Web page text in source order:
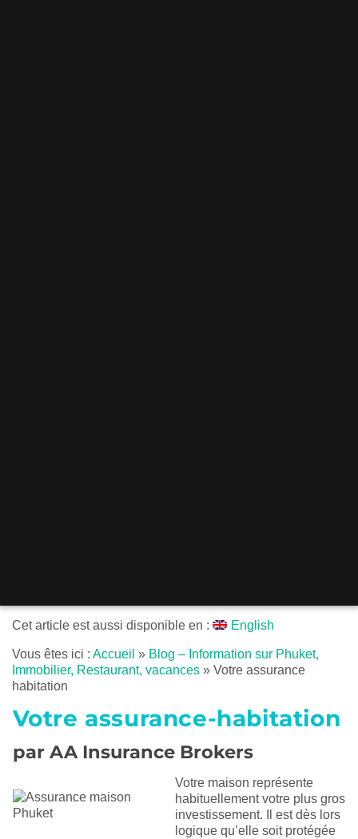
Cet article est aussi disponible en : English
Vous êtes ici : Accueil » Blog – Information sur Phuket,
Immobilier, Restaurant, vacances » Votre assurance
habitation
Votre assurance-habitation
par AA Insurance Brokers
Votre maison représente
habituellement votre plus gros
investissement. Il est dès lors
logique qu’elle soit protégée